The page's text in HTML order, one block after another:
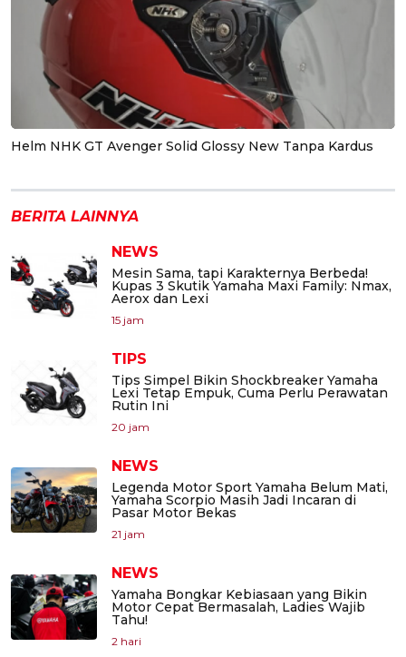
Helm NHK GT Avenger Solid Glossy New Tanpa Kardus
BERITA LAINNYA
NEWS
Mesin Sama, tapi Karakternya Berbeda!
Kupas 3 Skutik Yamaha Maxi Family: Nmax,
Aerox dan Lexi
15 jam
TIPS
Tips Simpel Bikin Shockbreaker Yamaha
Lexi Tetap Empuk, Cuma Perlu Perawatan
Rutin Ini
20 jam
NEWS
Legenda Motor Sport Yamaha Belum Mati,
Yamaha Scorpio Masih Jadi Incaran di
Pasar Motor Bekas
21 jam
NEWS
Yamaha Bongkar Kebiasaan yang Bikin
Motor Cepat Bermasalah, Ladies Wajib
Tahu!
2 hari